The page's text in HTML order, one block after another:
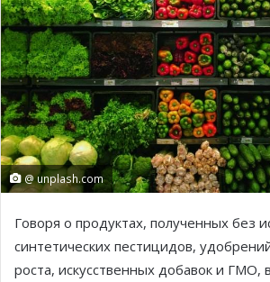
@ unplash.com
Говоря о продуктах, полученных без
синтетических пестицидов,
роста, искусственных добавок и ГМО,